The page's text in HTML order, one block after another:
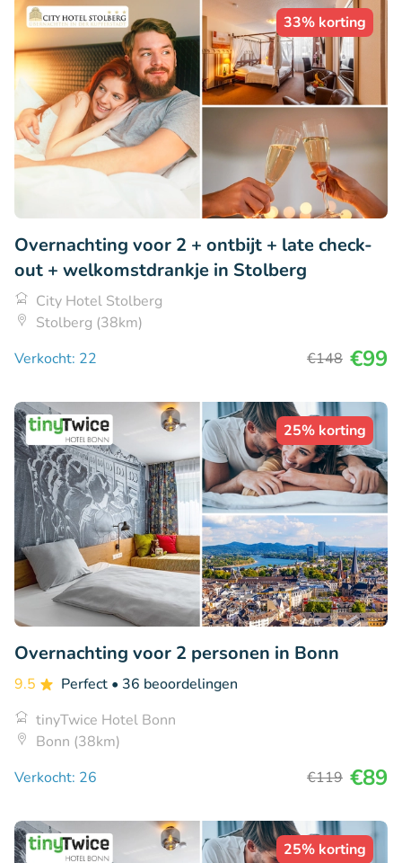
33% korting
Overnachting voor 2 + ontbijt + late check-
out + welkomstdrankje in Stolberg
City Hotel Stolberg
Stolberg (38km)
Verkocht: 22
€148 €99
25% korting
Overnachting voor 2 personen in Bonn
9.5 Perfect • 36 beoordelingen
tinyTwice Hotel Bonn
Bonn (38km)
Verkocht: 26
€119 €89
25% korting